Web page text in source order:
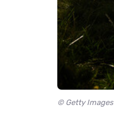
© Getty Images